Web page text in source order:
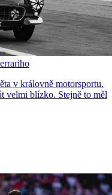
v královně motorsportu.
velmi blízko. Stejně to měl